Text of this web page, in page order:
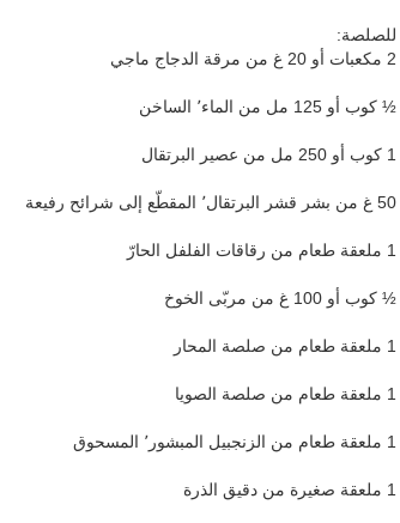
للصلصة:
2 مكعبات أو 20 غ من مرقة الدجاج ماجي
½ كوب أو 125 مل من الماء٬ الساخن
1 كوب أو 250 مل من عصير البرتقال
50 غ من بشر قشر البرتقال٬ المقطّع إلى شرائح رفيعة
1 ملعقة طعام من رقاقات الفلفل الحارّ
½ كوب أو 100 غ من مربّى الخوخ
1 ملعقة طعام من صلصة المحار
1 ملعقة طعام من صلصة الصويا
1 ملعقة طعام من الزنجبيل المبشور٬ المسحوق
1 ملعقة صغيرة من دقيق الذرة